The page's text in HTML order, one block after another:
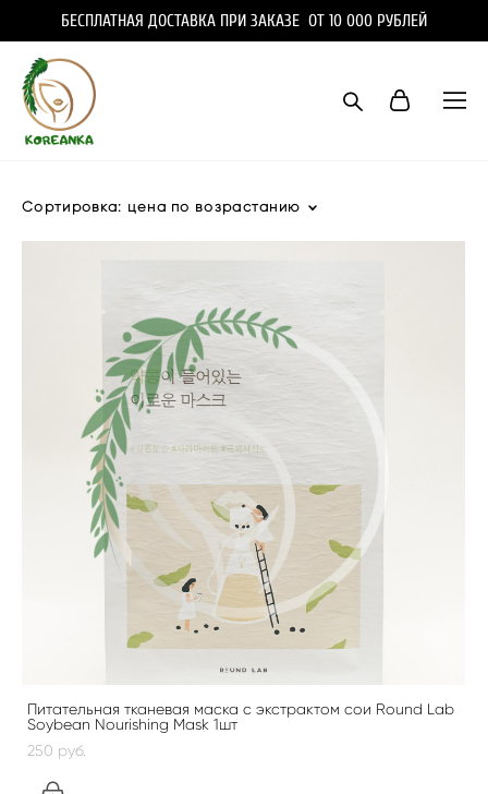
БЕСПЛАТНАЯ ДОСТАВКА ПРИ ЗАКАЗЕ ОТ 10 000 РУБЛЕЙ
Сортировка: цена по возрастанию
Питательная тканевая маска с экстрактом сои Round Lab
Soybean Nourishing Mask 1шт
250 pуб.